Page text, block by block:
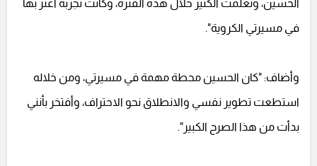
الحسين، وتعلمت الكثير خلال هذه الفترة، وكانت تجربة أعتز بها
في مسيرتي الكروية".
وأضاف: "كان الحسين محطة مهمة في مسيرتي، ومن خلاله
استطعت تطوير نفسي والانطلاق نحو الاحتراف، وأفتخر بأنني
بدأت من هذا الصرح الكبير".